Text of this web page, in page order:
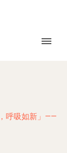
呼吸如新」——